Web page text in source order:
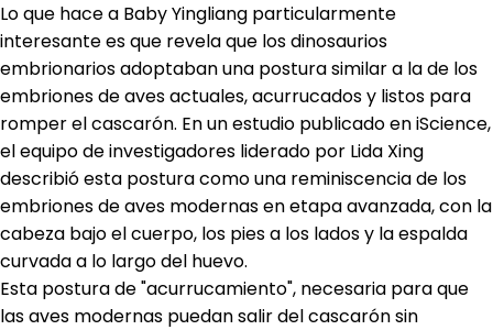
Lo que hace a Baby Yingliang particularmente
interesante es que revela que los dinosaurios
embrionarios adoptaban una postura similar a la de los
embriones de aves actuales, acurrucados y listos para
romper el cascarón. En un estudio publicado en iScience,
el equipo de investigadores liderado por Lida Xing
describió esta postura como una reminiscencia de los
embriones de aves modernas en etapa avanzada, con la
cabeza bajo el cuerpo, los pies a los lados y la espalda
curvada a lo largo del huevo.
Esta postura de "acurrucamiento", necesaria para que
las aves modernas puedan salir del cascarón sin